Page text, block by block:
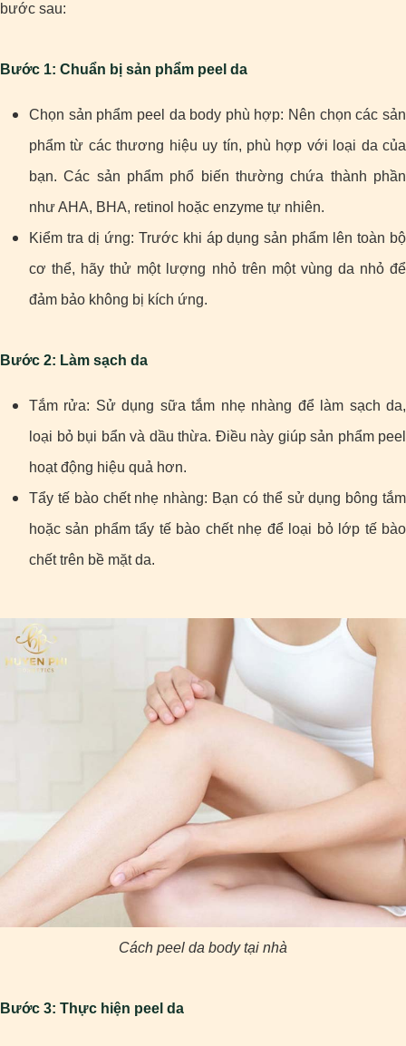
bước sau:
Bước 1: Chuẩn bị sản phẩm peel da
Chọn sản phẩm peel da body phù hợp: Nên chọn các sản
phẩm từ các thương hiệu uy tín, phù hợp với loại da của
bạn. Các sản phẩm phổ biến thường chứa thành phần
như AHA, BHA, retinol hoặc enzyme tự nhiên.
Kiểm tra dị ứng: Trước khi áp dụng sản phẩm lên toàn bộ
cơ thể, hãy thử một lượng nhỏ trên một vùng da nhỏ để
đảm bảo không bị kích ứng.
Bước 2: Làm sạch da
Tắm rửa: Sử dụng sữa tắm nhẹ nhàng để làm sạch da,
loại bỏ bụi bẩn và dầu thừa. Điều này giúp sản phẩm peel
hoạt động hiệu quả hơn.
Tẩy tế bào chết nhẹ nhàng: Bạn có thể sử dụng bông tắm
hoặc sản phẩm tẩy tế bào chết nhẹ để loại bỏ lớp tế bào
chết trên bề mặt da.
Cách peel da body tại nhà
Bước 3: Thực hiện peel da